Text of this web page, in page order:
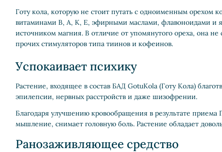
Готу кола, которую не стоит путать с одноименным орехом
витаминами В, А, К, Е, эфирными маслами, флавоноидами и
источником магния. В отличие от упомянутого ореха, она не
прочих стимуляторов типа тиинов и кофеинов.
Успокаивает психику
Растение, входящее в состав БАД GotuKola (Готу Кола)
эпилепсии, нервных расстройств и даже шизофрении.
Благодаря улучшению кровообращения в результате приема
мышление, снимает головную боль. Растение обладает
Ранозаживляющее средство